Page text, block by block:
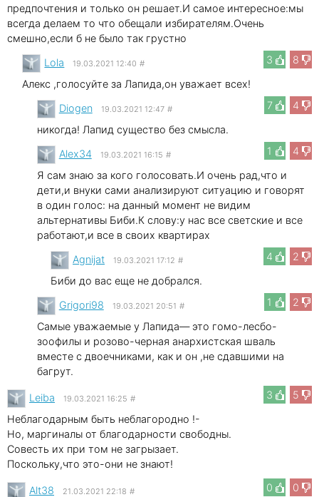
предпочтения и только он решает.И самое интересное:мы
всегда делаем то что обещали избирателям.Очень
смешно,если б не было так грустно
3
8
Lola 19.03.2021 12:40 #
Алекс ,голосуйте за Лапида,он уважает всех!
7
4
Diogen 19.03.2021 12:47 #
никогда! Лапид существо без смысла.
1
4
Alex34 19.03.2021 16:15 #
Я сам знаю за кого голосовать.И очень рад,что и
дети,и внуки сами анализируют ситуацию и говорят
в один голос: на данный момент не видим
альтернативы Биби.К слову:у нас все светские и все
работают,и все в своих квартирах
4
2
Agnijat 19.03.2021 17:12 #
Биби до вас еще не добрался.
1
2
Grigori98 19.03.2021 20:51 #
Самые уважаемые у Лапида— это гомо-лесбо-
зоофилы и розово-черная анархистская шваль
вместе с двоечниками, как и он ,не сдавшими на
багрут.
3
5
Leibа 19.03.2021 16:25 #
Неблагодарным быть неблагородно !-
Но, маргиналы от благодарности свободны.
Совесть их при том не загрызает.
Поскольку,что это-они не знают!
0
0
Alt38 21.03.2021 22:18 #